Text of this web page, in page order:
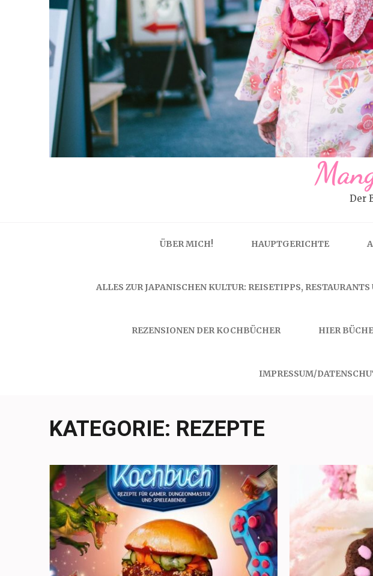
Der
ÜBER MICH! HAUPTGERICHTE
ALLES ZUR JAPANISCHEN KULTUR: REISETIPPS, RESTAURANTS
REZENSIONEN DER KOCHBÜCHER HIER
IMPRESSUM/
KATEGORIE: REZEPTE